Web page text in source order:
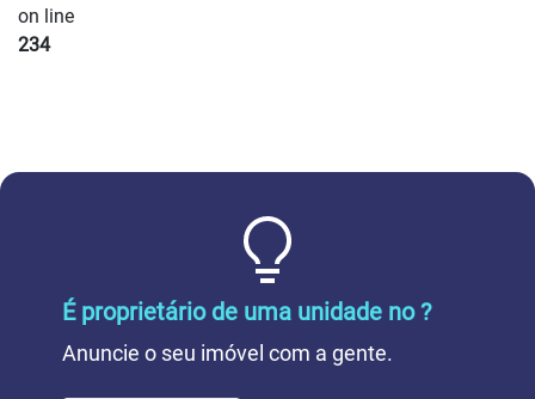
on line
234
É proprietário de uma unidade no ?
Anuncie o seu imóvel com a gente.